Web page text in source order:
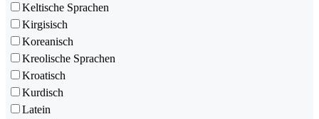
Keltische Sprachen
Kirgisisch
Koreanisch
Kreolische Sprachen
Kroatisch
Kurdisch
Latein